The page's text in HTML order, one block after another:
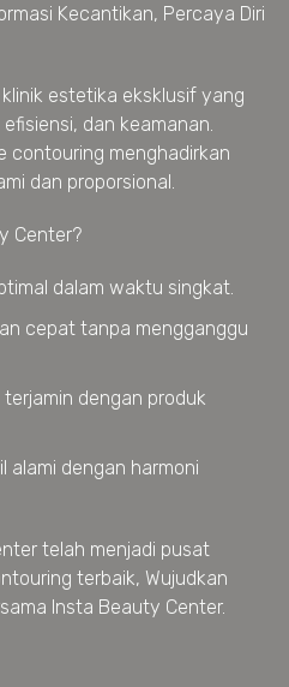
Kecantikan, Percaya Diri
estetika eksklusif yang
dan keamanan.
contouring menghadirkan
dan proporsional.
Center?
dalam waktu singkat.
cepat tanpa mengganggu
terjamin dengan produk
alami dengan harmoni
telah menjadi pusat
terbaik, Wujudkan
Insta Beauty Center.